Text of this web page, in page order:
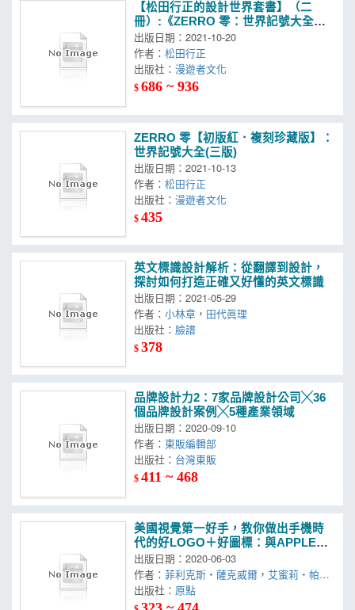
【松田行正的設計世界套書】（二
冊）:《ZERRO 零：世界記號大全
【初版紅．複刻珍藏版】》、《松田
行正的設計探偵》
出版日期：2021-10-20
作者：松田行正
出版社：
$686 ~ 936
ZERRO 零【初版紅．複刻珍藏版】：
世界記號大全(三版)
出版日期：2021-10-13
作者：松田行正
出版社：
$435
英文標識設計解析：從翻譯到設計，
探討如何打造正確又好懂的英文標識
出版日期：2021-05-29
作者：小林章 ， 田代眞理
出版社：
$378
品牌設計力2：7家品牌設計公司╳36
個品牌設計案例╳5種產業領域
出版日期：2020-09-10
作者：東販編輯部
出版社：
$411 ~ 468
美國視覺第一好手，教你做出手機時
代的好LOGO＋好圖標：與APPLE、
YAHOO、FACEBOOK、GOOGLE交
手的實戰合作，從草圖、提案，到再
提案
出版日期：2020-06-03
作者：菲利克斯‧薩克威爾 ，艾蜜莉‧帕茲
出版社：